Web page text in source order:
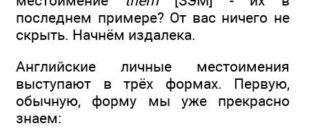
последнем примере? От вас ничего не
скрыть. Начнём издалека.
Английские личные местоимения
выступают в трёх формах. Первую,
обычную, форму мы уже прекрасно
знаем: